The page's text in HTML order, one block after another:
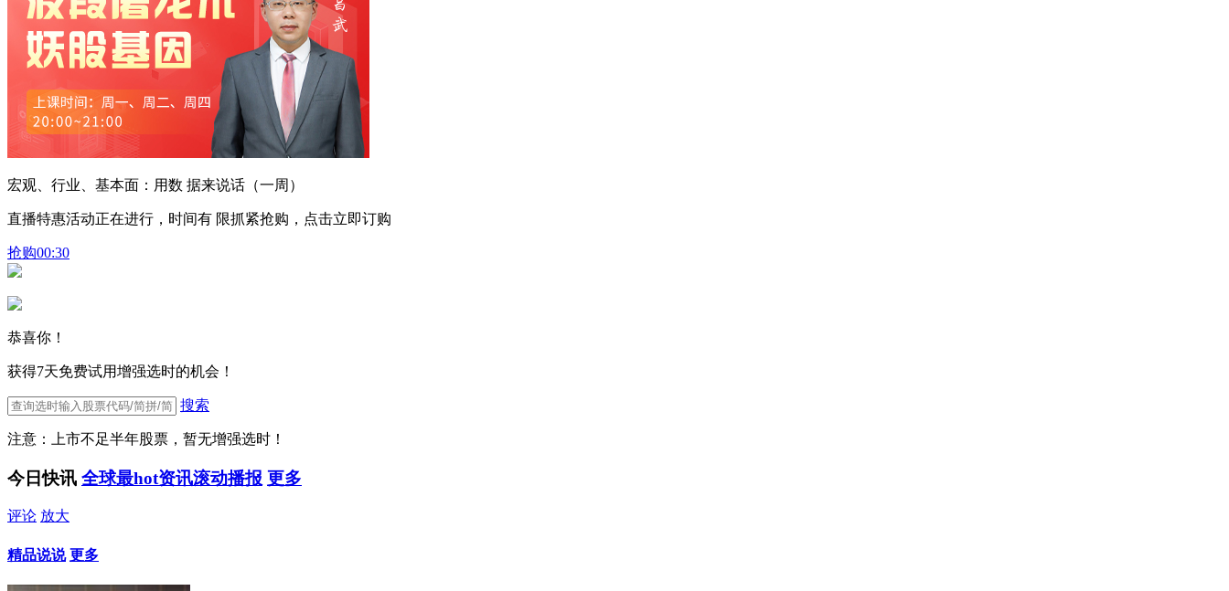
宏观、行业、基本面：用数 据来说话（一周）
直播特惠活动正在进行，时间有 限抓紧抢购，点击立即订购
抢购00:30
恭喜你！
获得7天免费试用增强选时的机会！
搜索
注意：上市不足半年股票，暂无增强选时！
今日快讯 全球最hot资讯滚动播报 更多
评论 放大
精品说说 更多